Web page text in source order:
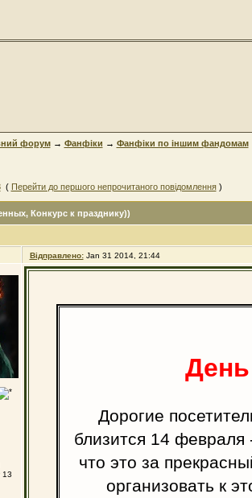
форум→ Фанфіки → Фанфіки по іншим фандомам
( Перейти до першого непрочитаного повідомлення)
, Конкурс к празднику))
Відправлено: Jan 31 2014, 21:44
13
Дорогие
близится 14
что это за
организовать к